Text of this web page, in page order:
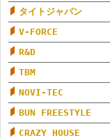
タイトジャパン
V-FORCE
R&D
TBM
NOVI-TEC
BUN FREESTYLE
CRAZY HOUSE